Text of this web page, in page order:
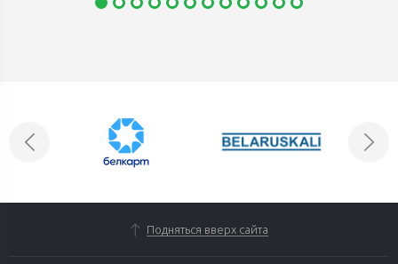
Подняться вверх сайта